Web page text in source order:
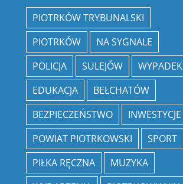
PIOTRKÓW TRYBUNALSKI
PIOTRKÓW
NA SYGNALE
POLICJA
SULEJÓW
WYPADEK
EDUKACJA
BEŁCHATÓW
BEZPIECZEŃSTWO
INWESTYCJE
POWIAT PIOTRKOWSKI
SPORT
PIŁKA RĘCZNA
MUZYKA